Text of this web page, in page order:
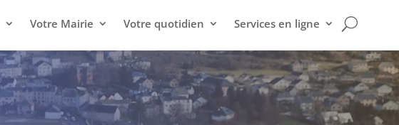
Votre Mairie Votre quotidien Services en ligne